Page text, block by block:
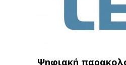
Ψηφιακή